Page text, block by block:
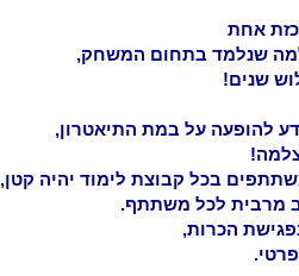
אחת
שנלמד בתחום המשחק,
שנים!
להופעה על במת התיאטרון,
בכל קבוצת לימוד יהיה קטן,
מרבית לכל משתתף.
הכרות,